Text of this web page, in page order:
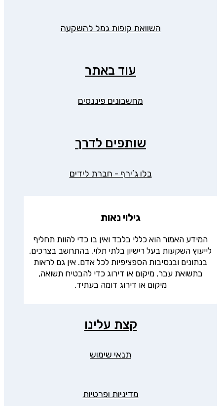
השוואת קופות גמל להשקעה
עוד באתר
מחשבונים פיננסים
שותפים לדרך
בלו ג’ירף - חברת לידים
גילוי נאות
המידע האמור הוא כללי בלבד ואין בו כדי להוות תחליף
לייעוץ השקעות בעל רישיון בלתי תלוי, בהתחשב בצרכים,
בנתונים ובנסיבות הספציפיות לכל אדם. אין גם לראות
בתשואת עבר, מיקום או דירוג כדי להבטיח תשואה,
מיקום או דירוג דומה בעתיד.
קצת עלינו
תנאי שימוש
מדיניות ופרטיות